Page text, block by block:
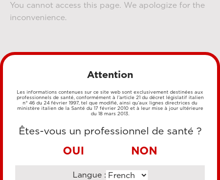
You cannot access this page. We apologize for the
inconvenience.
MÉTHODES DE PAIEMENT
VIREMENT BANCAIRE
Attention
Les informations contenues sur ce site web sont exclusivement destinées aux
professionnels de santé, conformément à l’article 21 du décret législatif italien
n° 46 du 24 février 1997, tel que modifié, ainsi qu’aux lignes directrices du
ministère italien de la Santé du 17 février 2010 et à leur mise à jour ultérieure
du 18 mars 2013.
Êtes-vous un professionnel de santé ?
OUI NON
Langue :